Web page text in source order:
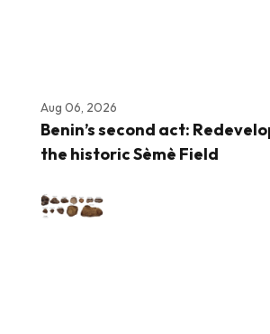
Aug 06, 2026
Benin’s second act:
the historic Sèmè Field